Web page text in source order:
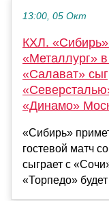
13:00, 05 Окт
КХЛ.
«Металлург»
«Салават»
«Динамо»
«Сибирь»
гостевой матч
сыграет с
«Торпедо»